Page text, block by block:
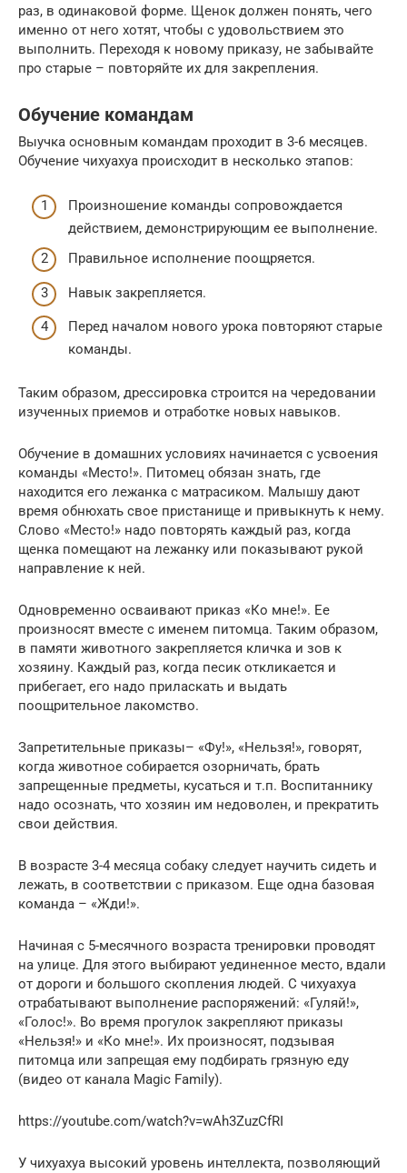
раз, в одинаковой форме. Щенок должен понять, чего
именно от него хотят, чтобы с удовольствием это
выполнить. Переходя к новому приказу, не забывайте
про старые – повторяйте их для закрепления.
Обучение командам
Выучка основным командам проходит в 3-6 месяцев.
Обучение чихуахуа происходит в несколько этапов:
Произношение команды сопровождается
действием, демонстрирующим ее выполнение.
Правильное исполнение поощряется.
Навык закрепляется.
Перед началом нового урока повторяют старые
команды.
Таким образом, дрессировка строится на чередовании
изученных приемов и отработке новых навыков.
Обучение в домашних условиях начинается с усвоения
команды «Место!». Питомец обязан знать, где
находится его лежанка с матрасиком. Малышу дают
время обнюхать свое пристанище и привыкнуть к нему.
Слово «Место!» надо повторять каждый раз, когда
щенка помещают на лежанку или показывают рукой
направление к ней.
Одновременно осваивают приказ «Ко мне!». Ее
произносят вместе с именем питомца. Таким образом,
в памяти животного закрепляется кличка и зов к
хозяину. Каждый раз, когда песик откликается и
прибегает, его надо приласкать и выдать
поощрительное лакомство.
Запретительные приказы– «Фу!», «Нельзя!», говорят,
когда животное собирается озорничать, брать
запрещенные предметы, кусаться и т.п. Воспитаннику
надо осознать, что хозяин им недоволен, и прекратить
свои действия.
В возрасте 3-4 месяца собаку следует научить сидеть и
лежать, в соответствии с приказом. Еще одна базовая
команда – «Жди!».
Начиная с 5-месячного возраста тренировки проводят
на улице. Для этого выбирают уединенное место, вдали
от дороги и большого скопления людей. С чихуахуа
отрабатывают выполнение распоряжений: «Гуляй!»,
«Голос!». Во время прогулок закрепляют приказы
«Нельзя!» и «Ко мне!». Их произносят, подзывая
питомца или запрещая ему подбирать грязную еду
(видео от канала Magic Family).
https://youtube.com/watch?v=wAh3ZuzCfRI
У чихуахуа высокий уровень интеллекта, позволяющий